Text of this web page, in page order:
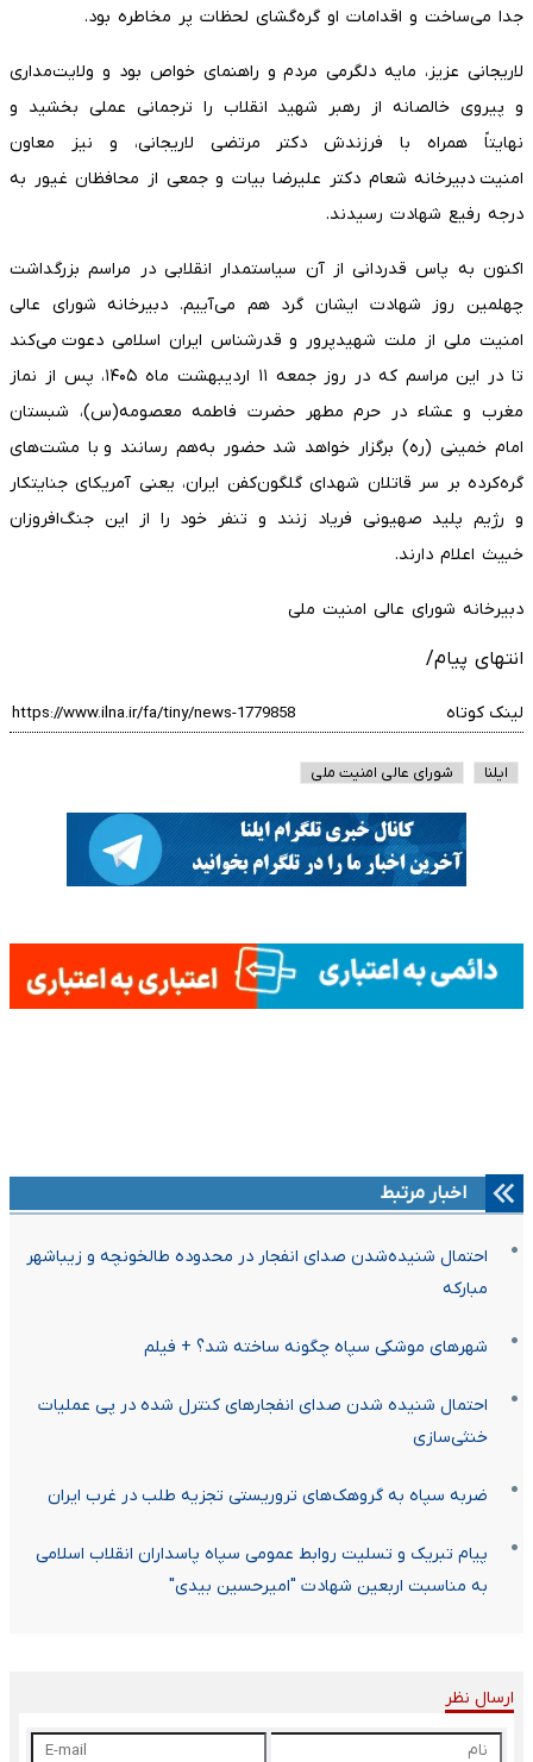
جدا می‌ساخت و اقدامات او گره‌گشای لحظات پر مخاطره بود.
لاریجانی عزیز، مایه دلگرمی مردم و راهنمای خواص بود و ولایت‌مداری
و پیروی خالصانه از رهبر شهید انقلاب را ترجمانی عملی بخشید و
نهایتاً همراه با فرزندش دکتر مرتضی لاریجانی، و نیز معاون
امنیت دبیرخانه شعام دکتر علیرضا بیات و جمعی از محافظان غیور به
درجه رفیع شهادت رسیدند.
اکنون به پاس قدردانی از آن سیاستمدار انقلابی در مراسم بزرگداشت
چهلمین روز شهادت ایشان گرد هم می‌آییم. دبیرخانه شورای عالی
امنیت ملی از ملت شهیدپرور و قدرشناس ایران اسلامی دعوت می‌کند
تا در این مراسم که در روز جمعه ۱۱ اردیبهشت ماه ۱۴۰۵، پس از نماز
مغرب و عشاء در حرم مطهر حضرت فاطمه معصومه(س)، شبستان
امام خمینی (ره) برگزار خواهد شد حضور به‌هم رسانند و با مشت‌های
گره‌کرده بر سر قاتلان شهدای گلگون‌کفن ایران، یعنی آمریکای جنایتکار
و رژیم پلید صهیونی فریاد زنند و تنفر خود را از این جنگ‌افروزان
خبیث اعلام دارند.
دبیرخانه شورای عالی امنیت ملی
انتهای پیام/
لینک کوتاه
ایلنا شورای عالی امنیت ملی
اخبار مرتبط
احتمال شنیده‌شدن صدای انفجار در محدوده طالخونچه و زیباشهر
مبارکه
شهرهای موشکی سپاه چگونه ساخته شد؟ + فیلم
احتمال شنیده شدن صدای انفجارهای کنترل شده در پی عملیات
خنثی‌سازی
ضربه سپاه به گروهک‌های تروریستی تجزیه طلب در غرب ایران
پیام تبریک و تسلیت روابط عمومی سپاه پاسداران انقلاب اسلامی
به مناسبت اربعین شهادت "امیرحسین بیدی"
ارسال نظر